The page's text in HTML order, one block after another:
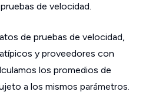
de velocidad.
de pruebas de velocidad,
y proveedores con
los promedios de
a los mismos parámetros.